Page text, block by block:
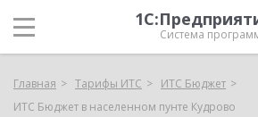
Система
Главная Тарифы ИТС
ИТС Бюджет
ИТС Бюджет в населенном пунте Кудрово